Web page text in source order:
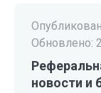
Обновлено:
новости и